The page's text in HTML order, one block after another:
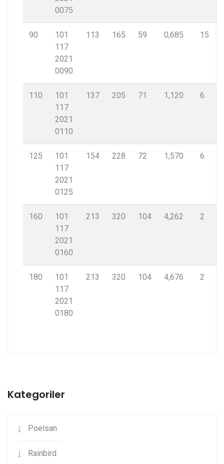
0075
90
101
117
2021
0090
113 165 59 0,685 15
110
101
117
2021
0110
137 205 71 1,120 6
125
101
117
2021
0125
154 228 72 1,570 6
160
101
117
2021
0160
213 320 104 4,262 2
180
101
117
2021
0180
213 320 104 4,676 2
Kategoriler
Poelsan
Rainbird